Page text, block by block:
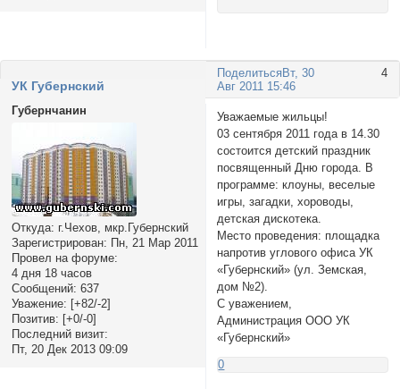
Поделиться 4
Вт, 30
Авг 2011 15:46
УК Губернский
Губернчанин
Откуда: г.Чехов, мкр.Губернский
Зарегистрирован: Пн, 21 Мар 2011
Провел на форуме:
4 дня 18 часов
Сообщений: 637
Уважение: [+82/-2]
Позитив: [+0/-0]
Последний визит:
Пт, 20 Дек 2013 09:09
Уважаемые жильцы!
03 сентября 2011 года в 14.30
состоится детский праздник
посвященный Дню города. В
программе: клоуны, веселые
игры, загадки, хороводы,
детская дискотека.
Место проведения: площадка
напротив углового офиса УК
«Губернский» (ул. Земская,
дом №2).
С уважением,
Администрация ООО УК
«Губернский»
0